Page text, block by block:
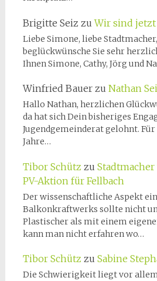
Brigitte Seiz zuWir sind
Liebe Simone, liebe
beglückwünsche Sie sehr
Ihnen Simone, Cathy, Jörg und
Winfried Bauerzu Nathan
Hallo Nathan, herzlichen
da hat sich Dein bisheriges
Jugendgemeinderat gelohnt. Für
Jahre…
Tibor Schütz zu
PV-Aktion für Fellbach
Der wissenschaftliche Aspekt
Balkonkraftwerks sollte nicht
Plastischer als mit einem
kann man nicht erfahren wo…
Tibor Schütz zu Sabine
Die Schwierigkeit liegt vor